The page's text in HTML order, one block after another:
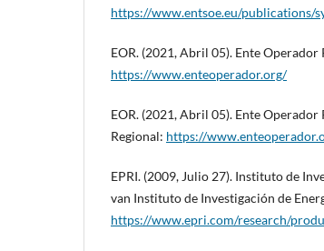
https://www.entsoe.eu/publications/
EOR. (2021, Abril 05). Ente Operador
https://www.enteoperador.org/
EOR. (2021, Abril 05). Ente
Regional: https://
EPRI. (2009, Julio 27). Instituto de
van Instituto de Investigación de
https://www.epri.com/research/